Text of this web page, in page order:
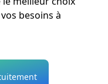
besoins à